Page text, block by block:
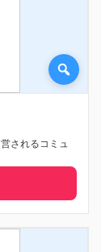
されるコミュ